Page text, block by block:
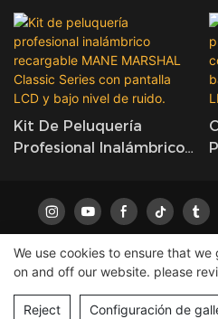
Kit De Peluquería
Profesional Inalámbrico
Con Pantalla LCD Y Bajo
Nivel De Ruido.
Copyright © 2026 LILIPRO |
We use cookies to ensure that
on and off our website. please
Reject Configuración de